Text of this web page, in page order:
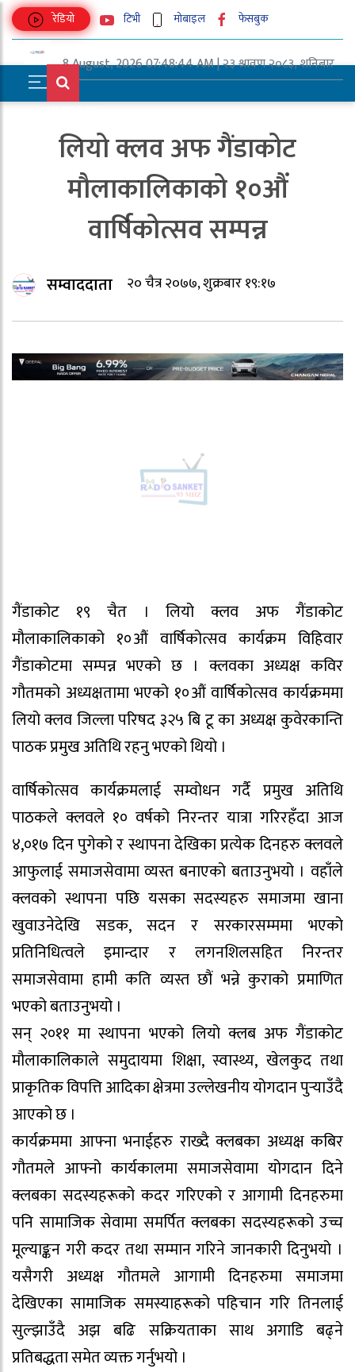
रेडियो टिभी मोबाइल फेसबुक
8 August, 2026 07:48:44 AM | २३ श्रावण २०८३, शनिबार
UNICODE
लियो क्लव अफ गैंडाकोट
मौलाकालिकाको १०औं
वार्षिकोत्सव सम्पन्न
सम्वाददाता २० चैत्र २०७७, शुक्रबार १९:१७
गैंडाकोट १९ चैत । लियो क्लव अफ गैंडाकोट
मौलाकालिकाको १०औं वार्षिकोत्सव कार्यक्रम विहिवार
गैंडाकोटमा सम्पन्न भएको छ । क्लवका अध्यक्ष कविर
गौतमको अध्यक्षतामा भएको १०औं वार्षिकोत्सव कार्यक्रममा
लियो क्लव जिल्ला परिषद ३२५ बि टू का अध्यक्ष कुवेरकान्ति
पाठक प्रमुख अतिथि रहनु भएको थियो ।
वार्षिकोत्सव कार्यक्रमलाई सम्वोधन गर्दै प्रमुख अतिथि
पाठकले क्लवले १० वर्षको निरन्तर यात्रा गरिरहँदा आज
४,०१७ दिन पुगेको र स्थापना देखिका प्रत्येक दिनहरु क्लवले
आफुलाई समाजसेवामा व्यस्त बनाएको बताउनुभयो । वहाँले
क्लवको स्थापना पछि यसका सदस्यहरु समाजमा खाना
खुवाउनेदेखि सडक, सदन र सरकारसम्ममा भएको
प्रतिनिधित्वले इमान्दार र लगनशिलसहित निरन्तर
समाजसेवामा हामी कति व्यस्त छौं भन्ने कुराको प्रमाणित
भएको बताउनुभयो ।
सन् २०११ मा स्थापना भएको लियो क्लब अफ गैंडाकोट
मौलाकालिकाले समुदायमा शिक्षा, स्वास्थ्य, खेलकुद तथा
प्राकृतिक विपत्ति आदिका क्षेत्रमा उल्लेखनीय योगदान पुर्‍याउँदै
आएको छ ।
कार्यक्रममा आफ्ना भनाईहरु राख्दै क्लबका अध्यक्ष कबिर
गौतमले आफ्नो कार्यकालमा समाजसेवामा योगदान दिने
क्लबका सदस्यहरूको कदर गरिएको र आगामी दिनहरुमा
पनि सामाजिक सेवामा समर्पित क्लबका सदस्यहरूको उच्च
मूल्याङ्कन गरी कदर तथा सम्मान गरिने जानकारी दिनुभयो ।
यसैगरी अध्यक्ष गौतमले आगामी दिनहरुमा समाजमा
देखिएका सामाजिक समस्याहरूको पहिचान गरि तिनलाई
सुल्झाउँदै अझ बढि सक्रियताका साथ अगाडि बढ्ने
प्रतिबद्धता समेत व्यक्त गर्नुभयो ।